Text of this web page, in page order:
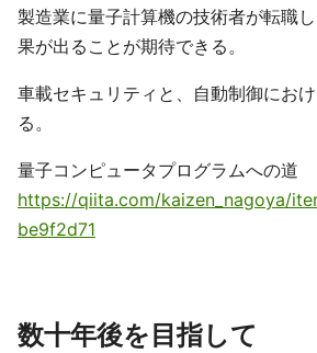
製造業に量子計算機の技術者が転職
果が出ることが期待できる。
車載セキュリティと、自動制御にお
る。
量子コンピュータプログラムへの道
https://qiita.com/kaizen_nagoya/
be9f2d71
数十年後を目指して